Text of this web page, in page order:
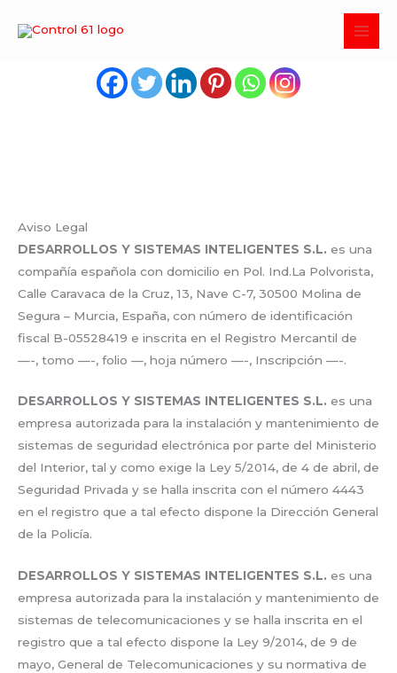
Aviso Legal
DESARROLLOS Y SISTEMAS INTELIGENTES S.L. es una
compañía española con domicilio en Pol. Ind.La Polvorista,
Calle Caravaca de la Cruz, 13, Nave C-7, 30500 Molina de
Segura – Murcia, España, con número de identificación
fiscal B-05528419 e inscrita en el Registro Mercantil de
—-, tomo —-, folio —, hoja número —-, Inscripción —-.
DESARROLLOS Y SISTEMAS INTELIGENTES S.L. es una
empresa autorizada para la instalación y mantenimiento de
sistemas de seguridad electrónica por parte del Ministerio
del Interior, tal y como exige la Ley 5/2014, de 4 de abril, de
Seguridad Privada y se halla inscrita con el número 4443
en el registro que a tal efecto dispone la Dirección General
de la Policía.
DESARROLLOS Y SISTEMAS INTELIGENTES S.L. es una
empresa autorizada para la instalación y mantenimiento de
sistemas de telecomunicaciones y se halla inscrita en el
registro que a tal efecto dispone la Ley 9/2014, de 9 de
mayo, General de Telecomunicaciones y su normativa de